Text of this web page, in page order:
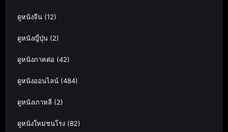
ดูหนังจีน (12)
ดูหนังญี่ปุ่น (2)
ดูหนังภาคต่อ (42)
ดูหนังออนไลน์ (484)
ดูหนังเกาหลี (2)
ดูหนังใหม่ชนโรง (82)